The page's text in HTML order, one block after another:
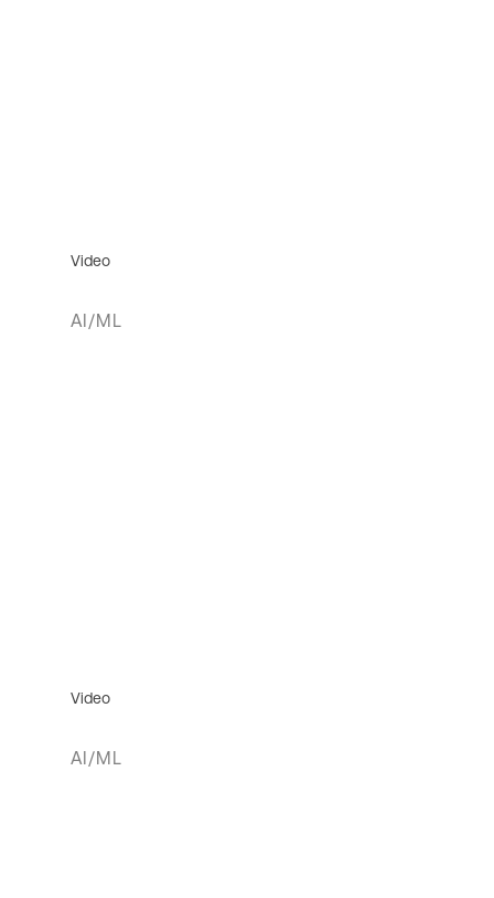
Video
AI/ML
Video
AI/ML